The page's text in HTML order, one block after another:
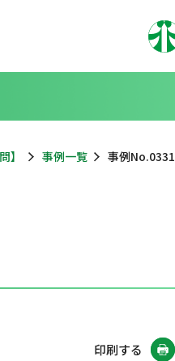
】 事例一覧 事例No.0331
印刷する